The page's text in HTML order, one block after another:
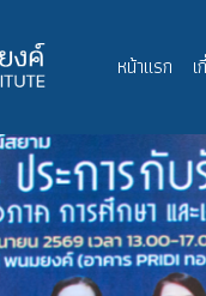
Main
หน้าแรก